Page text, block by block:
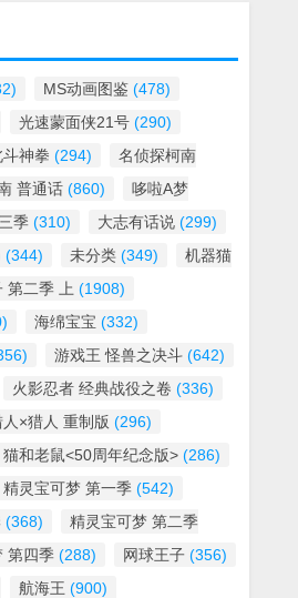
MS动画图鉴 (478)
光速蒙面侠21号 (290)
斗神拳 (294)
名侦探柯南
普通话 (860)
哆啦A梦
季 (310) 大志有话说 (299)
(344) 未分类 (349)
机器猫
第二季 上 (1908)
海绵宝宝 (332)
游戏王 怪兽之决斗 (642)
火影忍者 经典战役之卷 (336)
人×猎人 重制版 (296)
猫和老鼠<50周年纪念版> (286)
精灵宝可梦 第一季 (542)
(368)
精灵宝可梦 第二季
第四季 (288) 网球王子 (356)
航海王 (900)